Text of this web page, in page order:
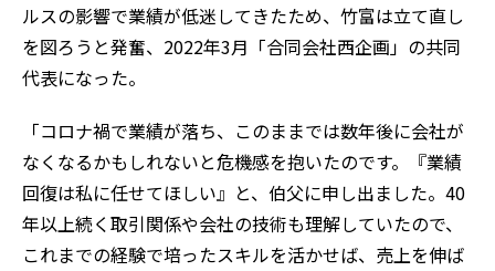
ルスの影響で業績が低迷してきたため、竹富は立て直し
を図ろうと発奮、2022年3月「合同会社西企画」の共同
代表になった。
「コロナ禍で業績が落ち、このままでは数年後に会社が
なくなるかもしれないと危機感を抱いたのです。『業績
回復は私に任せてほしい』と、伯父に申し出ました。40
年以上続く取引関係や会社の技術も理解していたので、
これまでの経験で培ったスキルを活かせば、売上を伸ば